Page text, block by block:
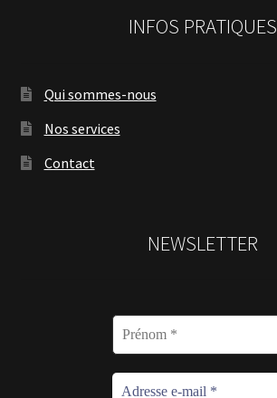
INFOS PRATIQUES
Qui sommes-nous
Nos services
Contact
NEWSLETTER